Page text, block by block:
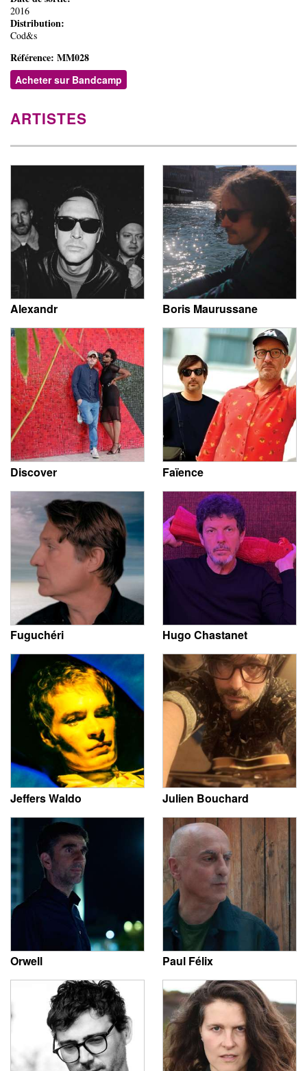
2016
Distribution:
Cod&s
Référence: MM028
Acheter sur Bandcamp
ARTISTES
Alexandr Boris Maurussane
Discover Faïence
Fuguchéri Hugo Chastanet
Jeffers Waldo Julien Bouchard
Orwell Paul Félix